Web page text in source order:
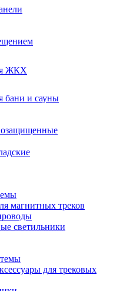
ЖКХ
бани и сауны
магнитных треков
светильники
для трековых